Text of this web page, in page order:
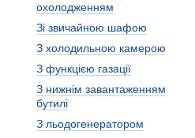
охолодженням
Зi звичайною шафою
З холодильною камерою
З функцією газації
З нижнiм завантаженням
бутилi
З льодогенератором